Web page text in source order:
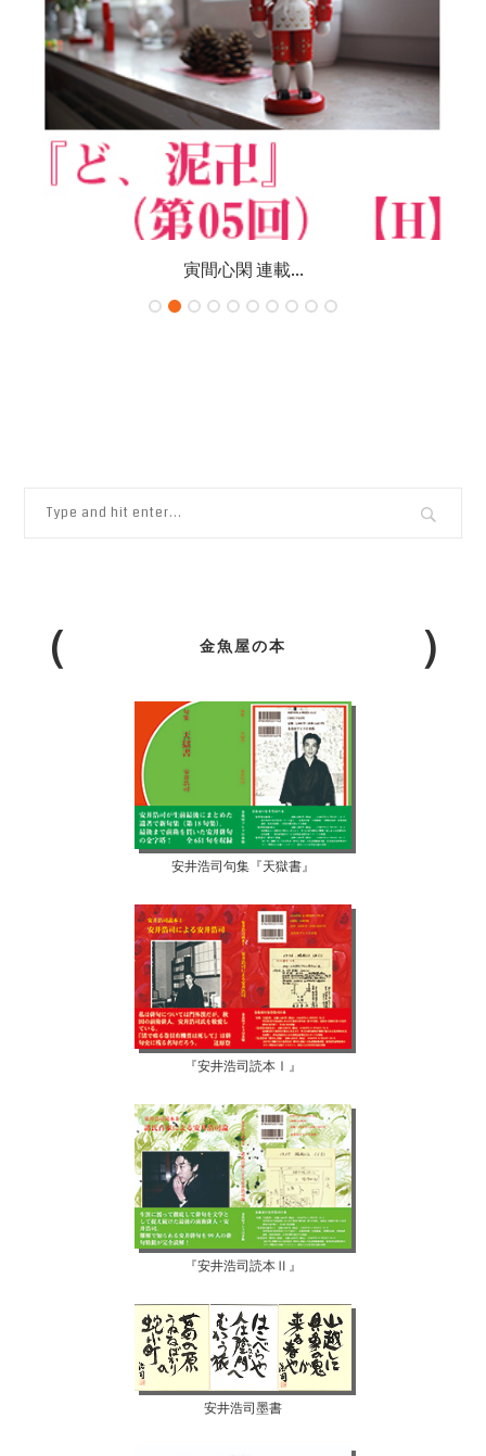
寅間心閑 連載...
金魚屋の本
安井浩司句集『天獄書』
『安井浩司読本Ⅰ』
『安井浩司読本Ⅱ』
安井浩司墨書